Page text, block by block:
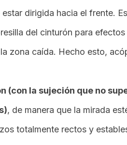
dirigida hacia el frente.
del cinturón para efectos
zona caída. Hecho esto,
(con la sujeción que no
, de manera que la mirada
totalmente rectos y